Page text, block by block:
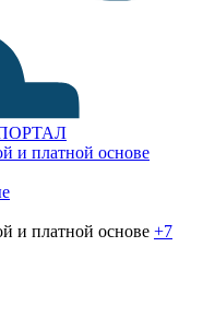
и платной основе
и платной основе +7